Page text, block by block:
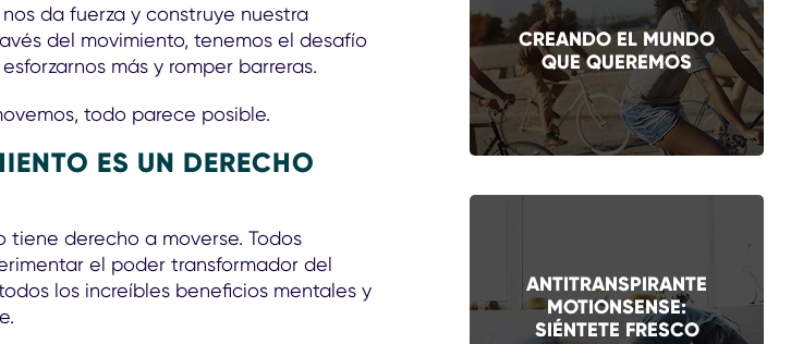
da fuerza y construye nuestra
del movimiento, tenemos el desafío
más y romper barreras.
todo parece posible.
ES UN DERECHO
tiene derecho a moverse. Todos
el poder transformador del
los increíbles beneficios mentales y
CREANDO EL MUNDO
QUE QUEREMOS
ANTITRANSPIRANTE
MOTIONSENSE:
SIÉNTETE FRESCO